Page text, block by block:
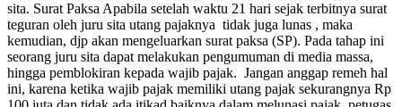
sita. Surat Paksa Apabila setelah waktu 21 hari sejak terbitnya surat
teguran oleh juru sita utang pajaknya tidak juga lunas , maka
kemudian, djp akan mengeluarkan surat paksa (SP). Pada tahap ini
seorang juru sita dapat melakukan pengumuman di media massa,
hingga pemblokiran kepada wajib pajak. Jangan anggap remeh hal
ini, karena ketika wajib pajak memiliki utang pajak sekurangnya Rp